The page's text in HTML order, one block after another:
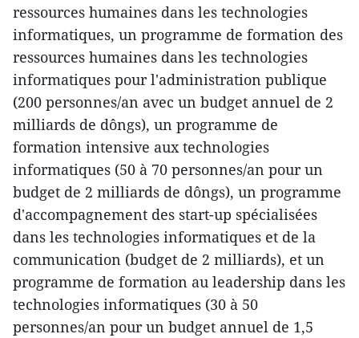
ressources humaines dans les technologies
informatiques, un programme de formation des
ressources humaines dans les technologies
informatiques pour l'administration publique
(200 personnes/an avec un budget annuel de 2
milliards de dôngs), un programme de
formation intensive aux technologies
informatiques (50 à 70 personnes/an pour un
budget de 2 milliards de dôngs), un programme
d'accompagnement des start-up ​spécialisées
dans les technologies informatiques et de la
communication (budget de 2 milliards), et un
programme de formation au leadership dans les
technologies informatiques (30 à 50
personnes/an pour un budget annuel de 1,5